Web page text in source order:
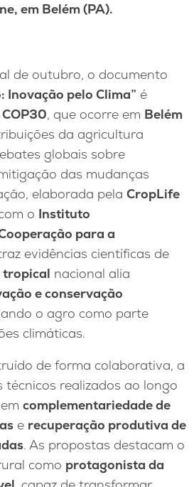
em Belém (PA).
de outubro, o documento
Inovação pelo Clima” é
COP30, que ocorre em Belém
da agricultura
globais sobre
das mudanças
elaborada pela CropLife
o Instituto
para a
evidências científicas de
nacional alia
e conservação
o agro como parte
climáticas.
de forma colaborativa, a
técnicos realizados ao longo
complementariedade de
e recuperação produtiva de
. As propostas destacam o
como protagonista da